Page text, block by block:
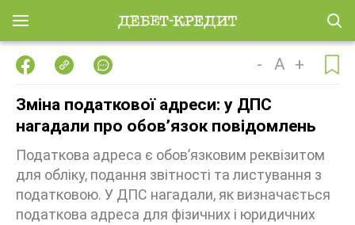
- A +
Зміна податкової адреси: у ДПС
нагадали про обов’язок повідомлень
Податкова адреса є обов’язковим реквізитом
для обліку, подання звітності та листування з
податковою. У ДПС нагадали, як визначається
податкова адреса для фізичних і юридичних